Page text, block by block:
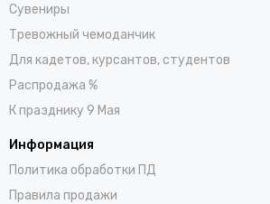
Сувениры
Тревожный чемоданчик
Для кадетов, курсантов, студентов
Распродажа %
К празднику 9 Мая
Информация
Политика обработки ПД
Правила продажи